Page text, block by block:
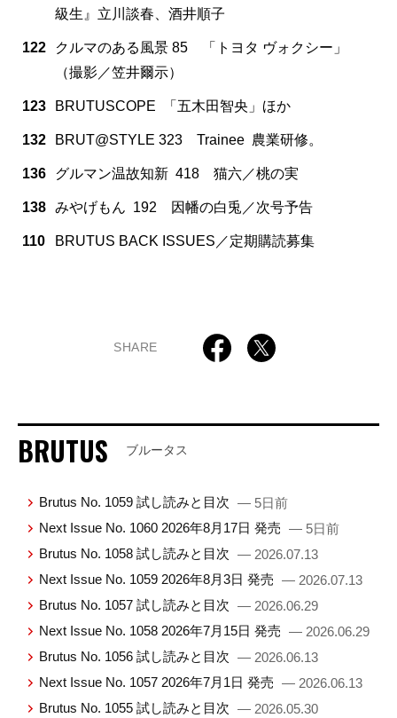
級生』立川談春、酒井順子
122
クルマのある風景 85 「トヨタ ヴォクシー」
（撮影／笠井爾示）
123 BRUTUSCOPE 「五木田智央」ほか
132 BRUT@STYLE 323 Trainee 農業研修。
136 グルマン温故知新 418 猫六／桃の実
138 みやげもん 192 因幡の白兎／次号予告
110 BRUTUS BACK ISSUES／定期購読募集
SHARE
BRUTUS ブルータス
Brutus No. 1059 試し読みと目次 — 5日前
Next Issue No. 1060 2026年8月17日 発売 — 5日前
Brutus No. 1058 試し読みと目次 — 2026.07.13
Next Issue No. 1059 2026年8月3日 発売 — 2026.07.13
Brutus No. 1057 試し読みと目次 — 2026.06.29
Next Issue No. 1058 2026年7月15日 発売 — 2026.06.29
Brutus No. 1056 試し読みと目次 — 2026.06.13
Next Issue No. 1057 2026年7月1日 発売 — 2026.06.13
Brutus No. 1055 試し読みと目次 — 2026.05.30